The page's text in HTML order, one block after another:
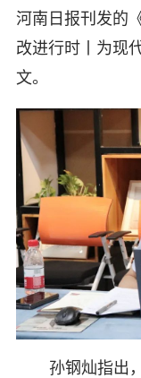
河南日报刊发的
改进行时丨为现
文。
孙钢灿指出